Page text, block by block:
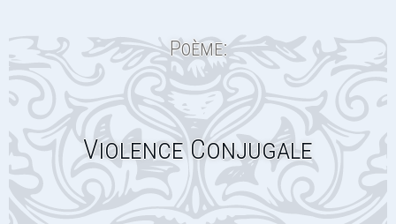
Poème:
Violence Conjugale